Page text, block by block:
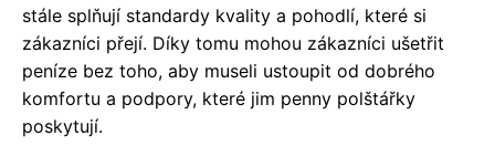
stále splňují standardy kvality a pohodlí, které si
zákazníci přejí. Díky tomu mohou zákazníci ušetřit
peníze bez toho, aby museli ustoupit od dobrého
komfortu a podpory, které jim penny polštářky
poskytují.